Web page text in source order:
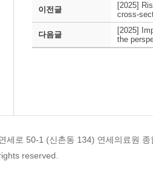
이전글
[2025]
cross-
다음글
[2025]
the
연세로 50-1 (신촌동 134) 연세의료
reserved.